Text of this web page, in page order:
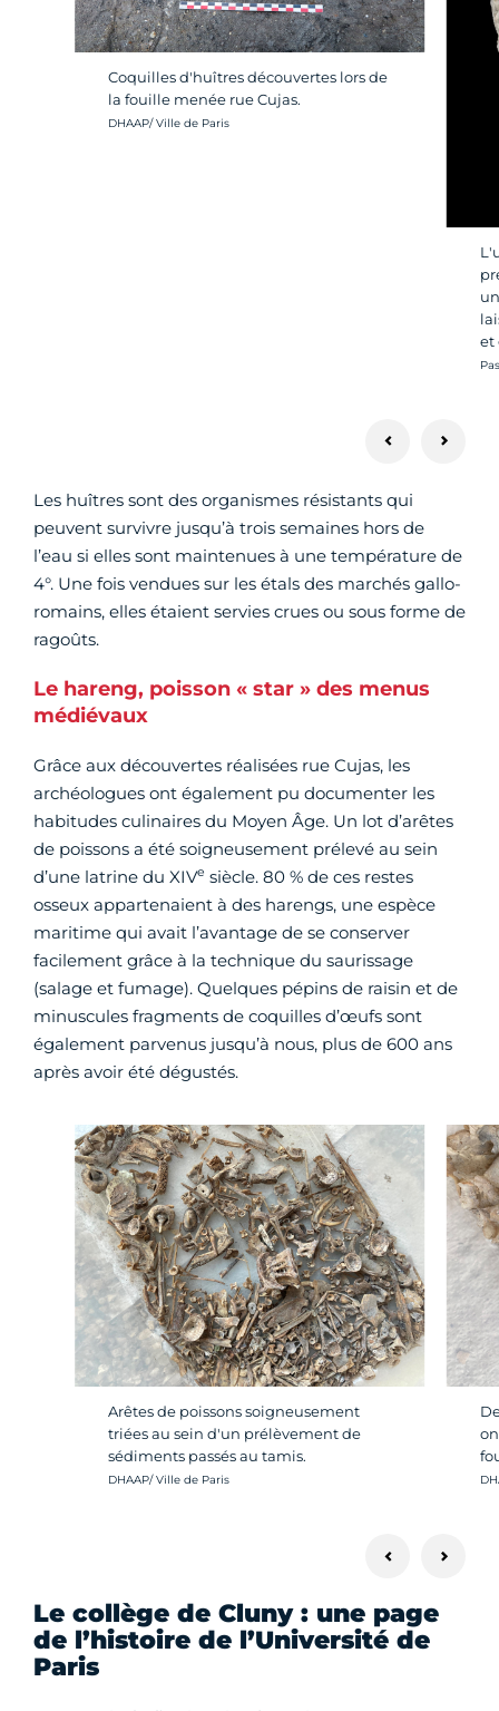
Coquilles d'huîtres découvertes lors de
la fouille menée rue Cujas.
Crédit photo :
DHAAP/ Ville de Paris
et
Les huîtres sont des organismes résistants qui
peuvent survivre jusqu’à trois semaines hors de
l’eau si elles sont maintenues à une température de
4°. Une fois vendues sur les étals des marchés gallo-
romains, elles étaient servies crues ou sous forme de
ragoûts.
Le hareng, poisson « star » des menus
médiévaux
Grâce aux découvertes réalisées rue Cujas, les
archéologues ont également pu documenter les
habitudes culinaires du Moyen Âge. Un lot d’arêtes
de poissons a été soigneusement prélevé au sein
d’une latrine du XIVe siècle. 80 % de ces restes
osseux appartenaient à des harengs, une espèce
maritime qui avait l’avantage de se conserver
facilement grâce à la technique du saurissage
(salage et fumage). Quelques pépins de raisin et de
minuscules fragments de coquilles d’œufs sont
également parvenus jusqu’à nous, plus de 600 ans
après avoir été dégustés.
Arêtes de poissons soigneusement
triées au sein d'un prélèvement de
sédiments passés au tamis.
Crédit photo :
DHAAP/ Ville de Paris
Le collège de Cluny : une page
de l’histoire de l’Université de
Paris